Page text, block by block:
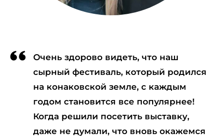
Очень здорово видеть, что наш
сырный фестиваль, который родился
на конаковской земле, с каждым
годом становится все популярнее!
Когда решили посетить выставку,
даже не думали, что вновь окажемся